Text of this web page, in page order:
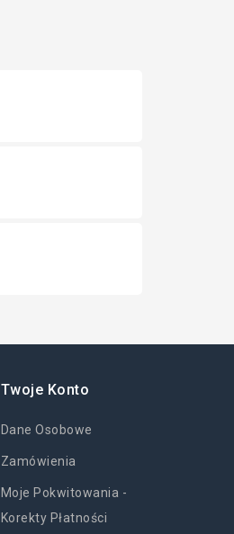
Twoje Konto
Dane Osobowe
Zamówienia
Moje Pokwitowania -
Korekty Płatności